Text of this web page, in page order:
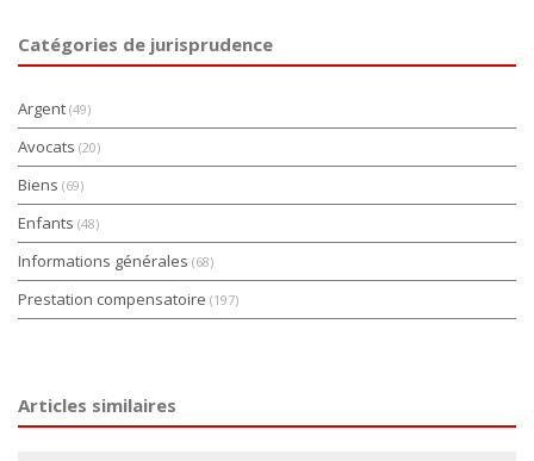
Catégories de jurisprudence
Argent (49)
Avocats (20)
Biens (69)
Enfants (48)
Informations générales (68)
Prestation compensatoire (197)
Articles similaires